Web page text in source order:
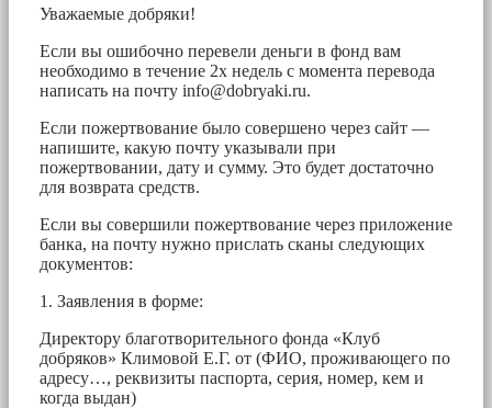
Уважаемые добряки!
Если вы ошибочно перевели деньги в фонд вам
необходимо в течение 2х недель с момента перевода
написать на почту info@dobryaki.ru.
Если пожертвование было совершено через сайт —
напишите, какую почту указывали при
пожертвовании, дату и сумму. Это будет достаточно
для возврата средств.
Если вы совершили пожертвование через приложение
банка, на почту нужно прислать сканы следующих
документов:
1. Заявления в форме:
Директору благотворительного фонда «Клуб
добряков» Климовой Е.Г. от (ФИО, проживающего по
адресу…, реквизиты паспорта, серия, номер, кем и
когда выдан)